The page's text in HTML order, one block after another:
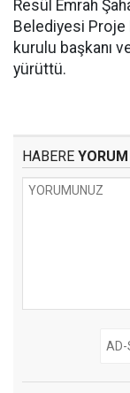
Resül Emrah
Belediyesi Proje
kurulu başkanı
yürüttü.
HABERE